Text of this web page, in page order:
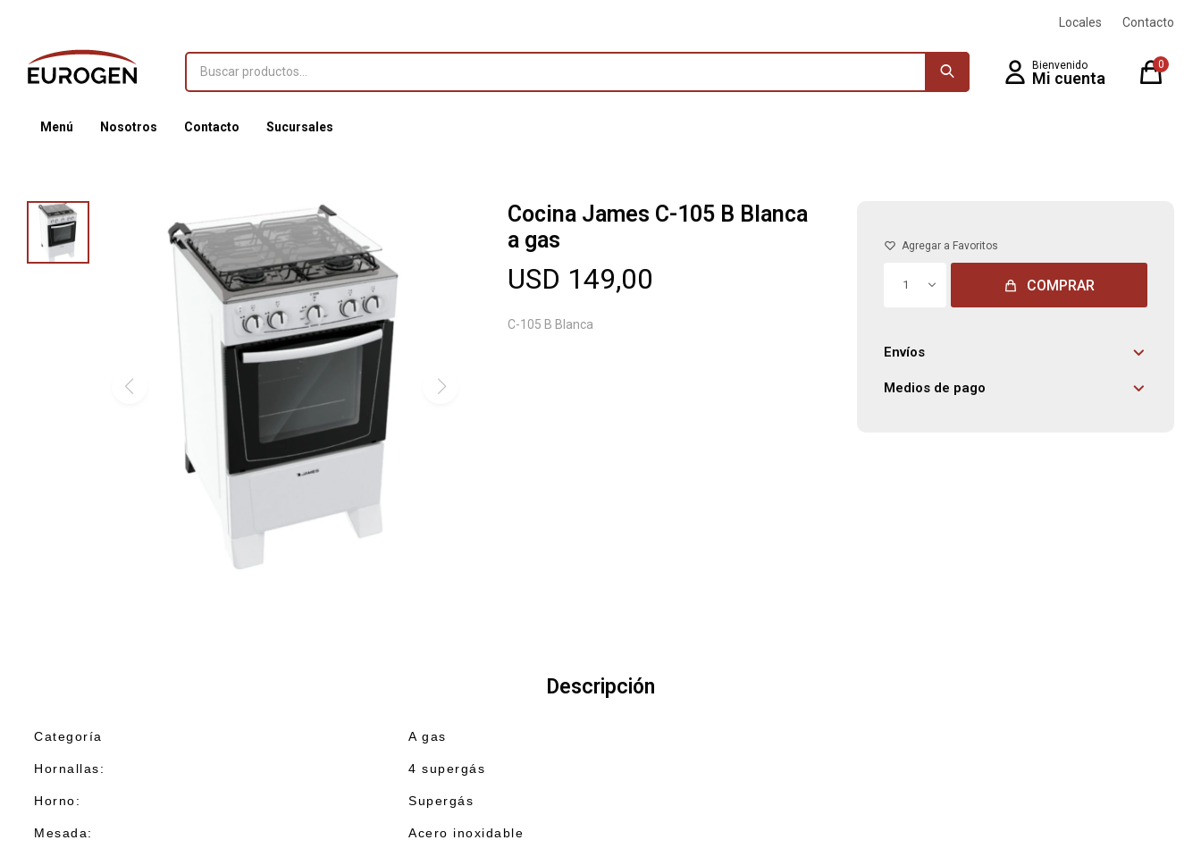
Menú Nosotros Contacto Sucursales
0
Locales Contacto
Cocina James C-105 B Blanca
a gas
USD 149,00
C-105 B Blanca
1 COMPRAR
Envíos
Medios de pago
Descripción
Categoría A gas
Hornallas: 4 supergás
Horno: Supergás
Mesada: Acero inoxidable